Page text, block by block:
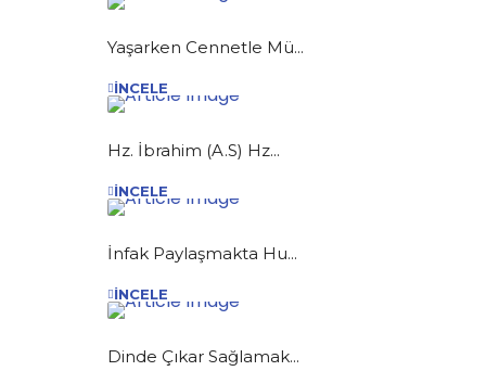
Yaşarken Cennetle Mü...
İNCELE
Hz. İbrahim (A.S) Hz...
İNCELE
İnfak Paylaşmakta Hu...
İNCELE
Dinde Çıkar Sağlamak...